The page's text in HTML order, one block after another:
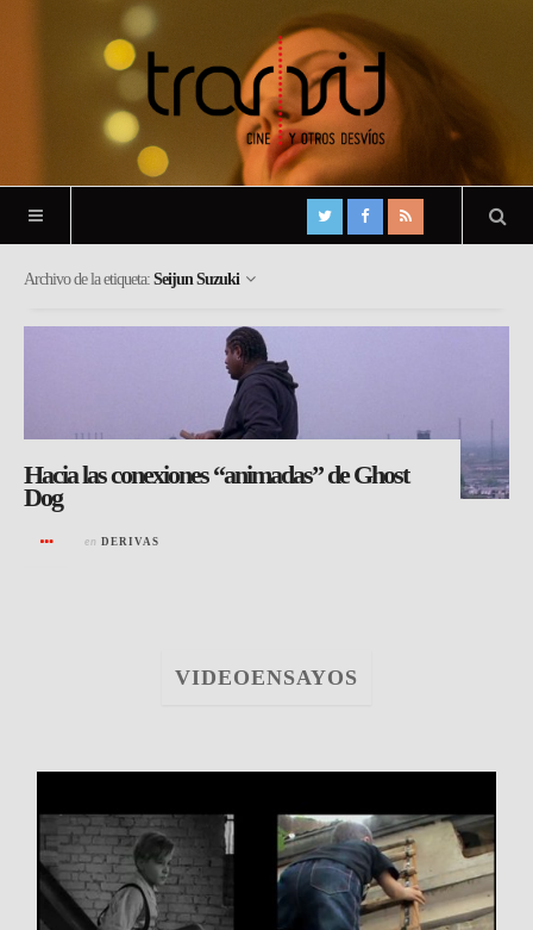
Archivo de la etiqueta: Seijun Suzuki
Hacia las conexiones “animadas” de Ghost
Dog
en DERIVAS
VIDEOENSAYOS